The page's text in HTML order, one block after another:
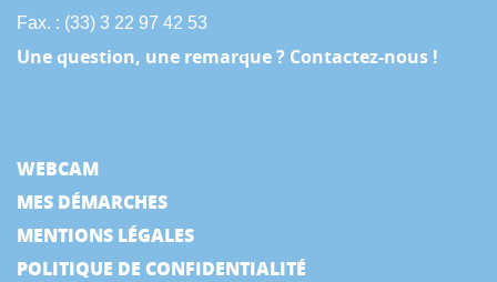
Fax. : (33) 3 22 97 42 53
Une question, une remarque ? Contactez-nous !
WEBCAM
MES DÉMARCHES
MENTIONS LÉGALES
POLITIQUE DE CONFIDENTIALITÉ